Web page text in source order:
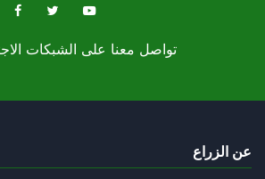
10/2025
! تواصل معنا على الشبكات
عن الزراع